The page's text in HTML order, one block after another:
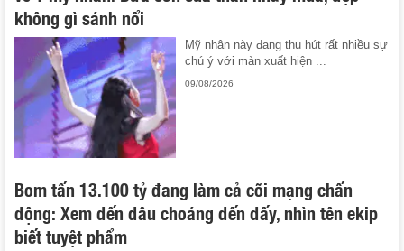
không gì sánh nổi
Mỹ nhân này đang thu hút rất nhiều sự
chú ý với màn xuất hiện ...
09/08/2026
Bom tấn 13.100 tỷ đang làm cả cõi mạng chấn
động: Xem đến đâu choáng đến đấy, nhìn tên ekip
biết tuyệt phẩm